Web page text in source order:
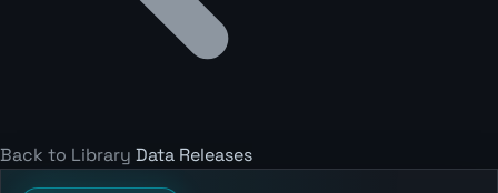
Back to Library Data Releases